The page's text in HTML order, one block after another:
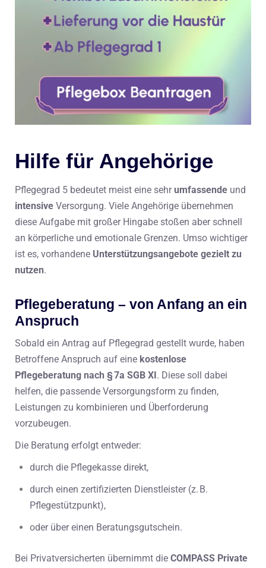
Hilfe für Angehörige
Pflegegrad 5 bedeutet meist eine sehrumfassende und
intensive Versorgung. Viele Angehörige übernehmen
diese Aufgabe mit großer Hingabe stoßen aber schnell
an körperliche und emotionale Grenzen. Umso wichtiger
ist es, vorhandene Unterstützungsangebote gezielt zu
nutzen.
Pflegeberatung – von Anfang an ein
Anspruch
Sobald ein Antrag auf Pflegegrad gestellt wurde, haben
Betroffene Anspruch auf eine kostenlose
Pflegeberatung nach § 7a SGB XI . Diese soll dabei
helfen, die passende Versorgungsform zu finden,
Leistungen zu kombinieren und Überforderung
vorzubeugen.
Die Beratung erfolgt entweder:
durch die Pflegekasse direkt,
durch einen zertifizierten Dienstleister (z. B.
Pflegestützpunkt),
oder über einen Beratungsgutschein.
Bei Privatversicherten übernimmt die COMPASS Private